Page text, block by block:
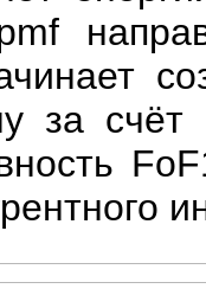
за